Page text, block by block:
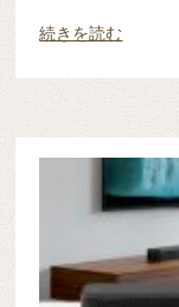
続きを読む